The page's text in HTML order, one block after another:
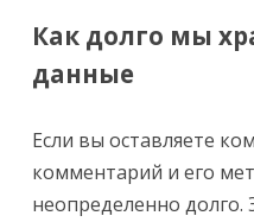
Как долго мы
данные
Если вы оставляете
комментарий и его
неопределенно долго.